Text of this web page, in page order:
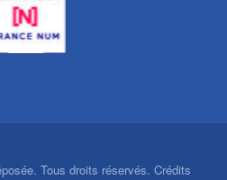
Tous droits réservés. Crédits